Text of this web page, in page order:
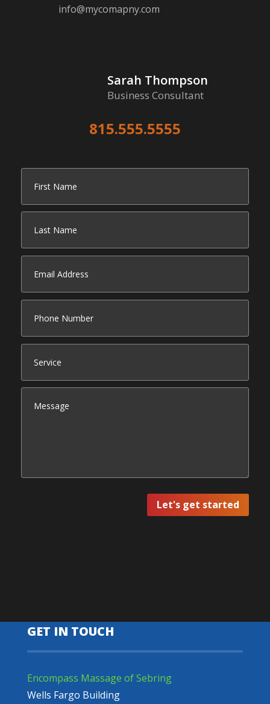
info@mycomapny.com
Sarah Thompson
Business Consultant
815.555.5555
Let's get started
GET IN TOUCH
Encompass Massage of Sebring
Wells Fargo Building